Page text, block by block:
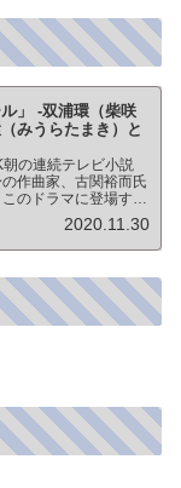
」 -双浦環（柴咲
みうらたまき）と
の連続テレビ小説
作曲家、古関裕而氏
のドラマに登場する
と、本サイトにも登場
著書「送信管によるシ
2020.11.30